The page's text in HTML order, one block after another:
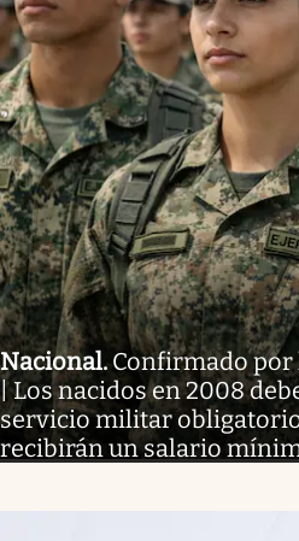
Nacional. Confirmado por
| Los nacidos en 2008
servicio militar
recibirán un salario